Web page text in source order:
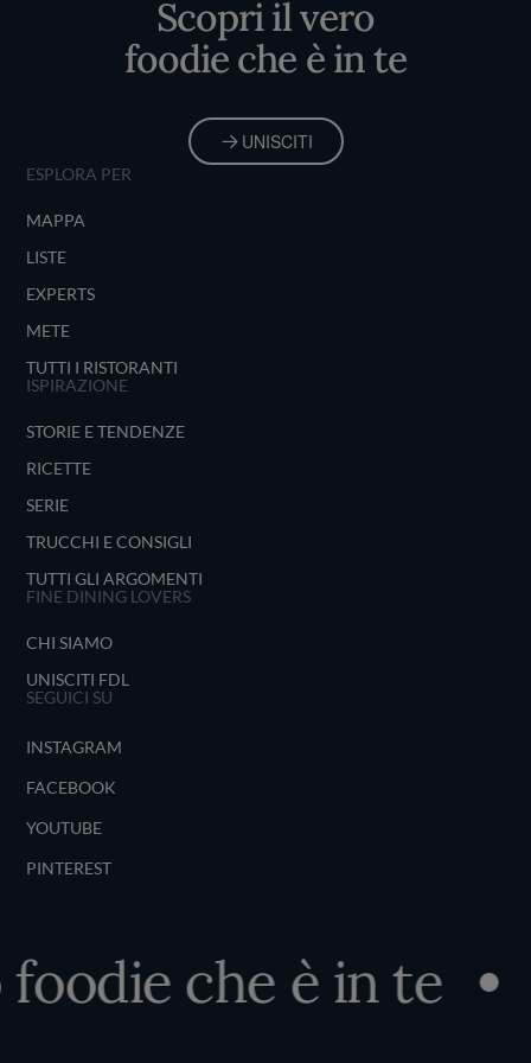
Scopri il vero
foodie che è in te
UNISCITI
ESPLORA PER
MAPPA
LISTE
EXPERTS
METE
TUTTI I RISTORANTI
ISPIRAZIONE
STORIE E TENDENZE
RICETTE
SERIE
TRUCCHI E CONSIGLI
TUTTI GLI ARGOMENTI
FINE DINING LOVERS
CHI SIAMO
UNISCITI FDL
SEGUICI SU
INSTAGRAM
FACEBOOK
YOUTUBE
PINTEREST
che è in te